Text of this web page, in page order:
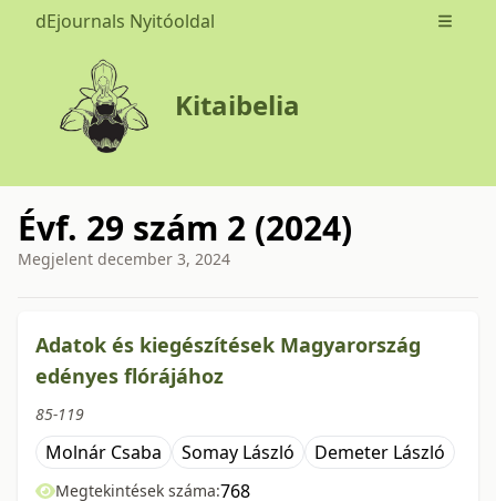
dEjournals Nyitóoldal Open
Kitaibelia
Évf. 29 szám 2 (2024)
Megjelent december 3, 2024
Adatok és kiegészítések Magyarország
edényes flórájához
85-119
Molnár Csaba Somay László Demeter László
Megtekintések száma:768